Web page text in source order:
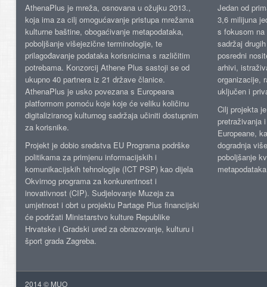
AthenaPlus je mreža, osnovana u ožujku 2013.,
koja ima za cilj omogućavanje pristupa mrežama
kulturne baštine, obogaćivanje metapodataka,
poboljšanje višejezične terminologije, te
prilagođavanje podataka korisnicima s različitim
potrebama. Konzorcij Athene Plus sastoji se od
ukupno 40 partnera iz 21 države članice.
AthenaPlus je usko povezana s Europeana
platformom pomoću koje koje će veliku količinu
digitaliziranog kulturnog sadržaja učiniti dostupnim
za korisnike.
Projekt je dobio sredstva EU Programa podrške
politikama za primjenu informacijskih i
komunikacijskih tehnologije (ICT PSP) kao dijela
Okvirnog programa za konkurentnost i
inovativnost (CIP). Sudjelovanje Muzeja za
umjetnost i obrt u projektu Partage Plus financijski
će podržati Ministarstvo kulture Republike
Hrvatske i Gradski ured za obrazovanje, kulturu i
šport grada Zagreba.
Jedan od
3,6 milijuna
s fokusom
sadržaj
posredni
arhivi,
organizacije,
uključen i
Cilj projekta
pretraživanja
Europeane,
dogradnja
poboljšanje
2014 © MUO